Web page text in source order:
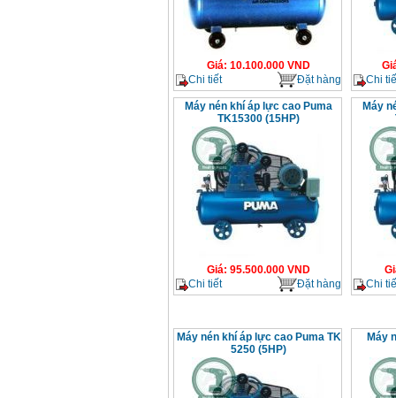
Giá: 10.100.000 VND
Chi tiết
Đặt hàng
Chi
Máy nén khí áp lực cao Puma
TK15300 (15HP)
Giá: 95.500.000 VND
Chi tiết
Đặt hàng
Máy
Chi
Máy nén khí áp lực cao Puma TK
5250 (5HP)
Máy